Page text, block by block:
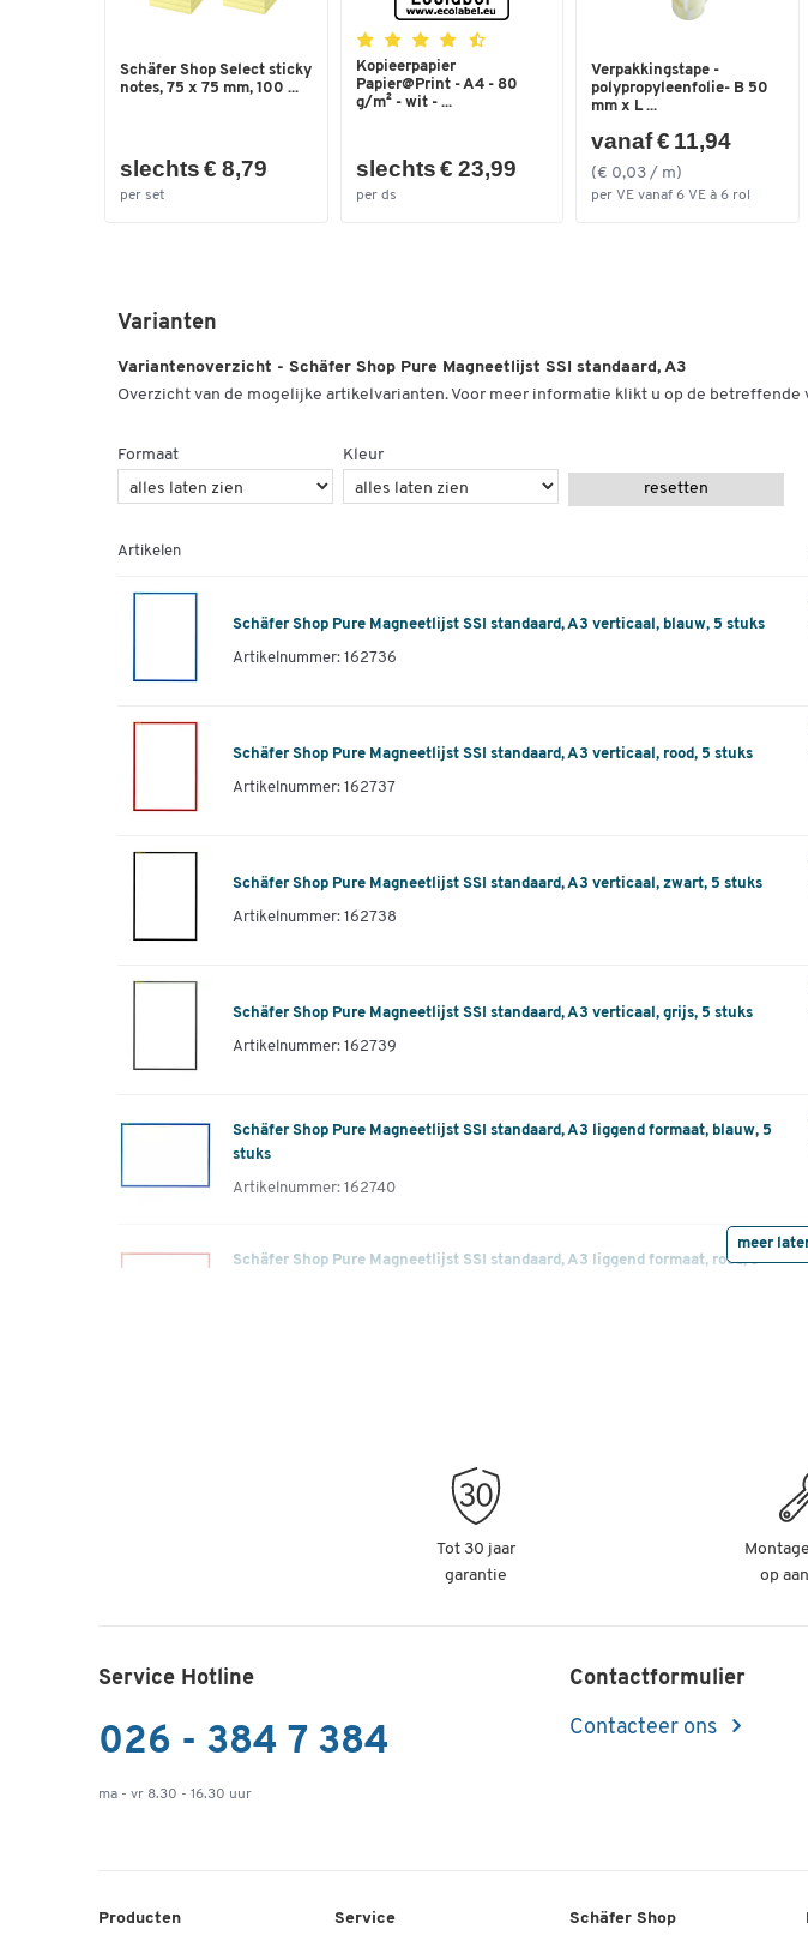
Schäfer Shop Select sticky
notes, 75 x 75 mm, 100 ...
slechts € 8,79
per set
Kopieerpapier
Papier@Print - A4 - 80
g/m² - wit - ...
slechts € 23,99
per ds
Verpakkingstape -
polypropyleenfolie- B 50
mm x L ...
vanaf € 11,94
(€ 0,03 / m)
per VE vanaf 6 VE à 6 rol
Varianten
Variantenoverzicht - Schäfer Shop Pure Magneetlijst SSI standaard, A3
Overzicht van de mogelijke artikelvarianten. Voor meer informatie klikt u op de betreffende
Formaat
Kleur
resetten
Artikelen
Schäfer Shop Pure Magneetlijst SSI standaard, A3 verticaal, blauw, 5 stuks
Artikelnummer: 162736
Schäfer Shop Pure Magneetlijst SSI standaard, A3 verticaal, rood, 5 stuks
Artikelnummer: 162737
Schäfer Shop Pure Magneetlijst SSI standaard, A3 verticaal, zwart, 5 stuks
Artikelnummer: 162738
Schäfer Shop Pure Magneetlijst SSI standaard, A3 verticaal, grijs, 5 stuks
Artikelnummer: 162739
Schäfer Shop Pure Magneetlijst SSI standaard, A3 liggend formaat, blauw, 5
stuks
Artikelnummer: 162740
Schäfer Shop Pure Magneetlijst SSI standaard, A3 liggend formaat, rood, 5
Schäfer Shop Pure Magneetlijst SSI standaard, A3 liggend formaat, grijs, 5
meer
Tot 30 jaar
garantie
op
Service Hotline
026 - 384 7 384
ma - vr 8.30 - 16.30 uur
Contactformulier
Contacteer ons
Producten Service Schäfer Shop